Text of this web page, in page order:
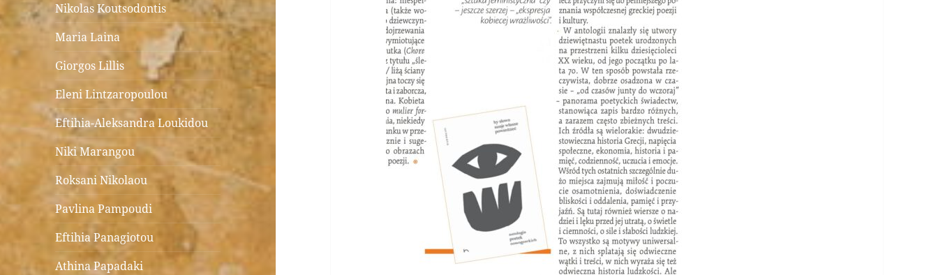
Nikolas Koutsodontis
Maria Laina
Giorgos Lillis
Eleni Lintzaropoulou
Eftihia-Aleksandra Loukidou
Niki Marangou
Roksani Nikolaou
Pavlina Pampoudi
Eftihia Panagiotou
Athina Papadaki